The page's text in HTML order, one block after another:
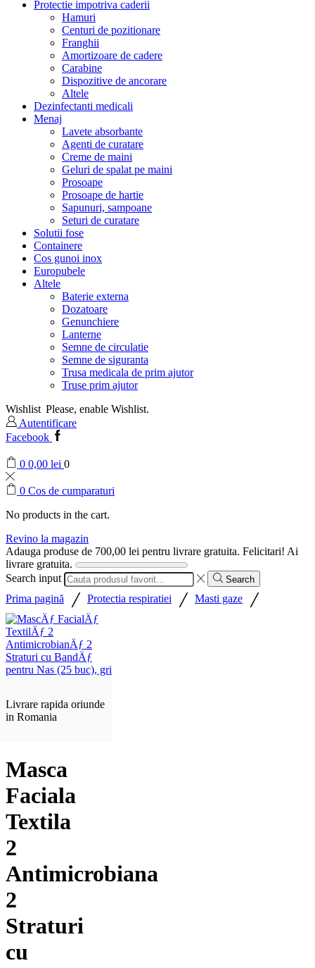
Protectie impotriva caderii
Hamuri
Centuri de pozitionare
Franghii
Amortizoare de cadere
Carabine
Dispozitive de ancorare
Altele
Dezinfectanti medicali
Menaj
Lavete absorbante
Agenti de curatare
Creme de maini
Geluri de spalat pe maini
Prosoape
Prosoape de hartie
Sapunuri, sampoane
Seturi de curatare
Solutii fose
Containere
Cos gunoi inox
Europubele
Altele
Baterie externa
Dozatoare
Genunchiere
Lanterne
Semne de circulatie
Semne de siguranta
Trusa medicala de prim ajutor
Truse prim ajutor
Wishlist Please, enable Wishlist.
Autentificare
Facebook
0 0,00 lei 0
0 Cos de cumparaturi
No products in the cart.
Revino la magazin
Adauga produse de 700,00 lei pentru livrare gratuita. Felicitari! Ai
livrare gratuita.
Search input
Search
Prima pagină / Protectia respiratiei / Masti gaze /
Livrare rapida oriunde
in Romania
Masca
Faciala
Textila
2
Antimicrobiana
2
Straturi
cu